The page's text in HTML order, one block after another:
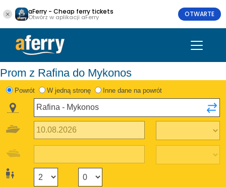
aFerry - Cheap ferry tickets
Otwórz w aplikacji aFerry OTWARTE
Prom z Rafina do Mykonos
Powrót W jedną stronę Inne dane na powrót